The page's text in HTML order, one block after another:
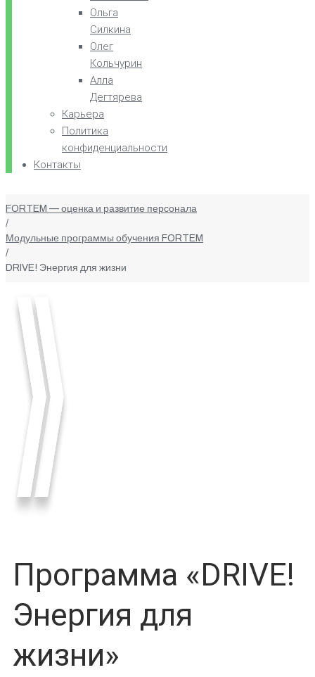
Ольга
Силкина
Олег
Кольчурин
Алла
Дегтярева
Карьера
Политика
конфиденциальности
Контакты
FORTEM — оценка и развитие персонала
/
Модульные программы обучения FORTEM
/
DRIVE! Энергия для жизни
Программа «DRIVE!
Энергия для
жизни»